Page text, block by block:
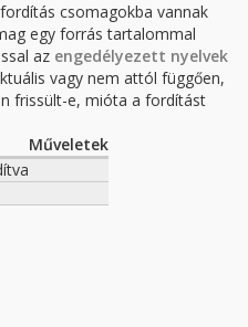
csomagokba vannak
egy forrás tartalommal
az engedélyezett nyelvek
vagy nem attól függően,
frissült-e, mióta a fordítást
Műveletek